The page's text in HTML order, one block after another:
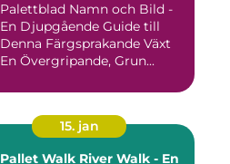
Palettblad Namn och Bild -
En Djupgående Guide till
Denna Färgsprakande Växt
En Övergripande, Grun...
15. jan
Pallet Walk River Walk - En